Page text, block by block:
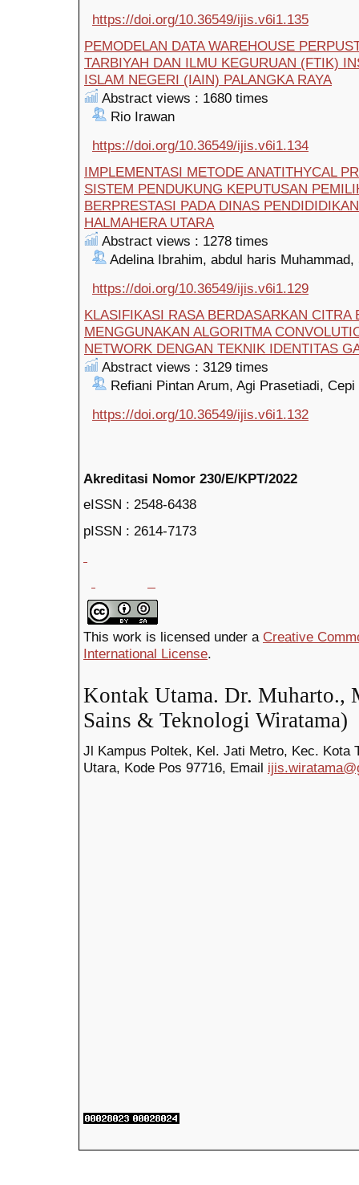
https://doi.org/10.36549/ijis.v6i1.135
PEMODELAN DATA WAREHOUSE
TARBIYAH DAN ILMU KEGURUAN (FTIK)
ISLAM NEGERI (IAIN) PALANGKA RAYA
Abstract views : 1680 times
Rio Irawan
https://doi.org/10.36549/ijis.v6i1.134
IMPLEMENTASI METODE ANATITHYCAL
SISTEM PENDUKUNG KEPUTUSAN
BERPRESTASI PADA DINAS
HALMAHERA UTARA
Abstract views : 1278 times
Adelina Ibrahim, abdul haris Muhammad,
https://doi.org/10.36549/ijis.v6i1.129
KLASIFIKASI RASA BERDASARKAN CITRA
MENGGUNAKAN ALGORITMA
NETWORK DENGAN TEKNIK IDENTITAS
Abstract views : 3129 times
Refiani Pintan Arum, Agi Prasetiadi, Cepi
https://doi.org/10.36549/ijis.v6i1.132
Akreditasi Nomor 230/E/KPT/2022
eISSN : 2548-6438
pISSN : 2614-
This work is licensed under a Creative
International License.
Kontak Utama. Dr. Muharto.,
Sains & Teknologi Wiratama)
Jl Kampus Poltek, Kel. Jati Metro, Kec. Kota
Utara, Kode Pos 97716, Email